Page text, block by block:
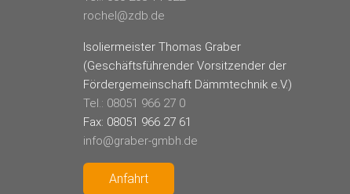
rochel@zdb.de
Isoliermeister Thomas Graber
(Geschäftsführender Vorsitzender der
Fördergemeinschaft Dämmtechnik e.V.)
Tel.: 08051 966 27 0
Fax: 08051 966 27 61
info@graber-gmbh.de
Anfahrt